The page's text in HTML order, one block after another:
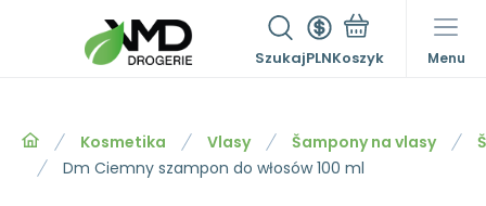
SzukajPLN Menu
Kosmetika Vlasy Šampony na vlasy
Dm Ciemny szampon do włosów 100 ml